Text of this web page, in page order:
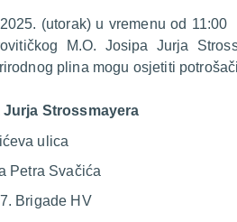
(utorak) u vremenu od
M.O. Josipa Jurja
plina mogu osjetiti
Jurja Strossmayera
ulica
Petra Svačića
Brigade HV